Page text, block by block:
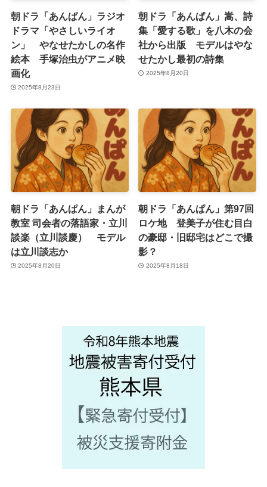
朝ドラ「あんぱん」ラジオ
ドラマ「やさしいライオ
ン」 やなせたかしの名作
絵本 手塚治虫がアニメ映
画化
2025年8月23日
朝ドラ「あんぱん」嵩、詩
集「愛する歌」を八木の会
社から出版 モデルはやな
せたかし最初の詩集
2025年8月20日
朝ドラ「あんぱん」まんが
教室 司会者の落語家・立川
談楽（立川談慶） モデル
は立川談志か
2025年8月20日
朝ドラ「あんぱん」第97回
ロケ地 登美子が住む目白
の豪邸・旧邸宅はどこで撮
影？
2025年8月18日